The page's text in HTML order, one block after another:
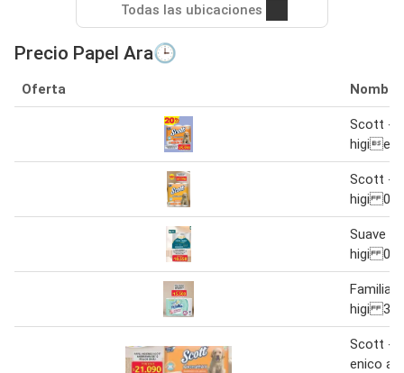
Todas las ubicaciones
Precio Papel Ara🕒
Oferta Nombre
Scott -
Scott -
higi 0
Suave -
higi 0
Familia -
higi
Scott -
enico